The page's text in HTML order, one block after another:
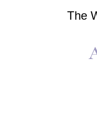
The